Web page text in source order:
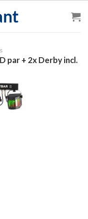
par + 2x Derby incl.